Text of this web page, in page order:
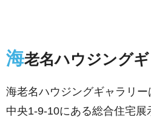
ス
キ
プ
海老名ハウジング
海老名ハウジングギャラリ
中央1-9-10にある総合住宅展